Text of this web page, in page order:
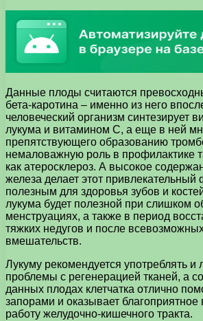
Данные плоды считаются
бета-каротина – именно из него
человеческий организм синтезирует
лукума и витамином C, а еще в ней
препятствующего образованию
немаловажную роль в профилактике
как атеросклероз. А высокое
железа делает этот привлекательный
полезным для здоровья зубов и
лукума будет полезной при слишком
менструациях, а также в период
тяжких недугов и после
вмешательств.
Лукуму рекомендуется употреблять
проблемы с регенерацией тканей, а
данных плодах клетчатка отлично
запорами и оказывает благоприятное
работу желудочно-кишечного тракта.